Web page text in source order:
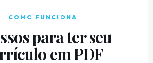
COMO FUNCIONA
para ter seu
em PDF